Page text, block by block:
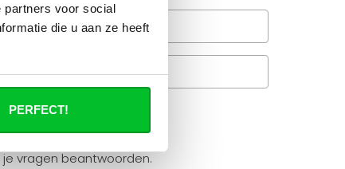
partners voor social
die u aan ze heeft
PERFECT!
bezorgt de
in uw regio?
vragen
?
vragen beantwoorden.